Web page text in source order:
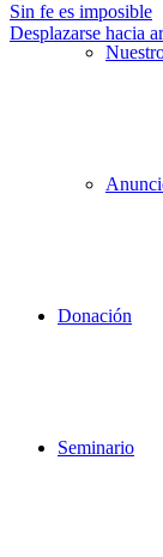
Donación
Seminario
Sin fe es imposible
Desplazarse hacia